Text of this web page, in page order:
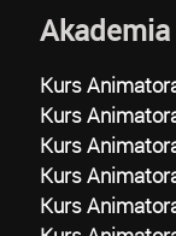
Kurs
Kurs
Kurs
Kurs
Kurs